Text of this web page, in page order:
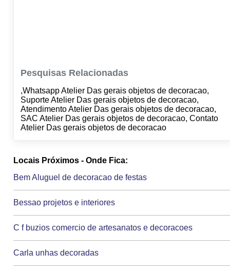
Pesquisas Relacionadas
,Whatsapp Atelier Das gerais objetos de decoracao,
Suporte Atelier Das gerais objetos de decoracao,
Atendimento Atelier Das gerais objetos de decoracao,
SAC Atelier Das gerais objetos de decoracao, Contato
Atelier Das gerais objetos de decoracao
Locais Próximos - Onde Fica:
Bem Aluguel de decoracao de festas
Bessao projetos e interiores
C f buzios comercio de artesanatos e decoracoes
Carla unhas decoradas